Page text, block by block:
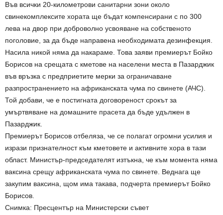
Във всички 20-километрови санитарни зони около
свинекомплексите хората ще бъдат компенсирани с по 300
лева на двор при доброволно усвояване на собственото
поголовие, за да бъде направена необходимата дезинфекция.
Насила никой няма да накараме. Това заяви премиерът Бойко
Борисов на срещата с кметове на населени места в Пазарджик
във връзка с предприетите мерки за ограничаване
разпространението на африканската чума по свинете (АЧС).
Той добави, че е постигната договореност срокът за
умъртвяване на домашните прасета да бъде удължен в
Пазарджик.
Премиерът Борисов отбеляза, че се полагат огромни усилия и
изрази признателност към кметовете и активните хора в тази
област. Министър-председателят изтъкна, че към момента няма
ваксина срещу африканската чума по свинете. Веднага ще
закупим ваксина, щом има такава, подчерта премиерът Бойко
Борисов.
Снимка: Пресцентър на Министерски съвет